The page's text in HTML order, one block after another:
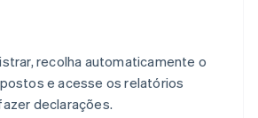
recolha automaticamente o
e acesse os relatórios
declarações.